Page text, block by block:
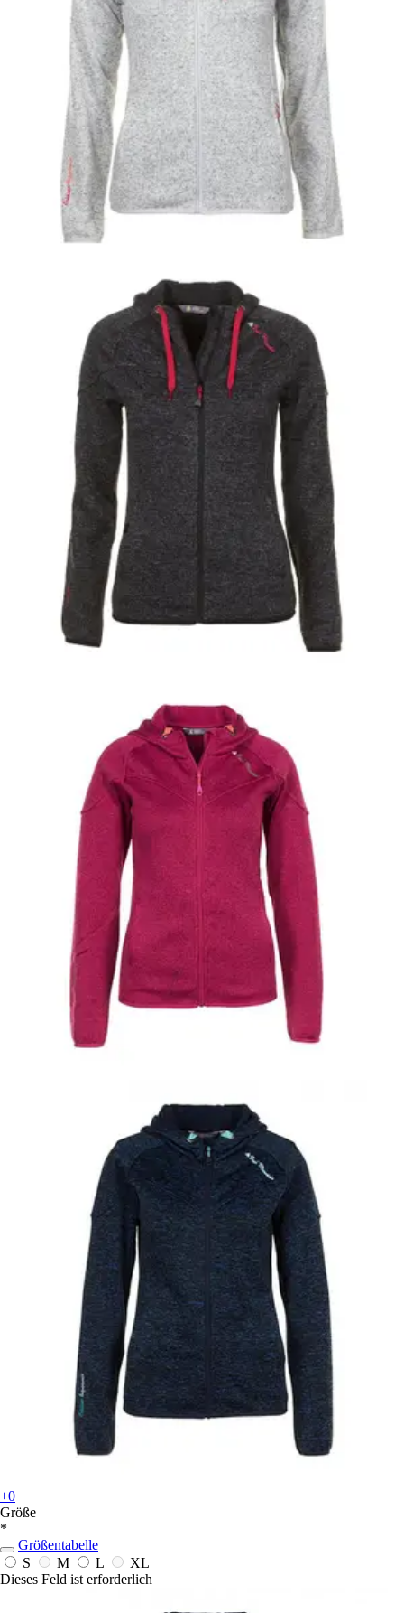
+0
Größe
*
Größentabelle
S
M L
XL
Dieses Feld ist erforderlich